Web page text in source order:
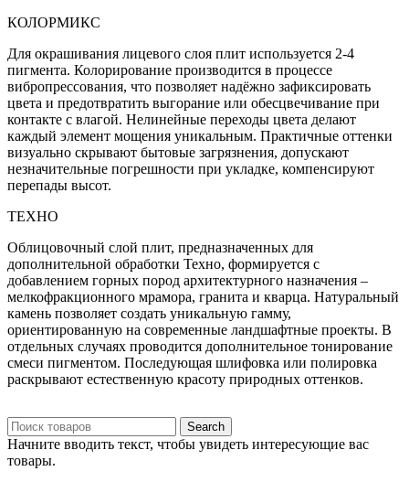
КОЛОРМИКС
Для окрашивания лицевого слоя плит используется 2-4
пигмента. Колорирование производится в процессе
вибропрессования, что позволяет надёжно зафиксировать
цвета и предотвратить выгорание или обесцвечивание при
контакте с влагой. Нелинейные переходы цвета делают
каждый элемент мощения уникальным. Практичные оттенки
визуально скрывают бытовые загрязнения, допускают
незначительные погрешности при укладке, компенсируют
перепады высот.
ТЕХНО
Облицовочный слой плит, предназначенных для
дополнительной обработки Техно, формируется с
добавлением горных пород архитектурного назначения –
мелкофракционного мрамора, гранита и кварца. Натуральный
камень позволяет создать уникальную гамму,
ориентированную на современные ландшафтные проекты. В
отдельных случаях проводится дополнительное тонирование
смеси пигментом. Последующая шлифовка или полировка
раскрывают естественную красоту природных оттенков.
Search
Начните вводить текст, чтобы увидеть интересующие вас
товары.